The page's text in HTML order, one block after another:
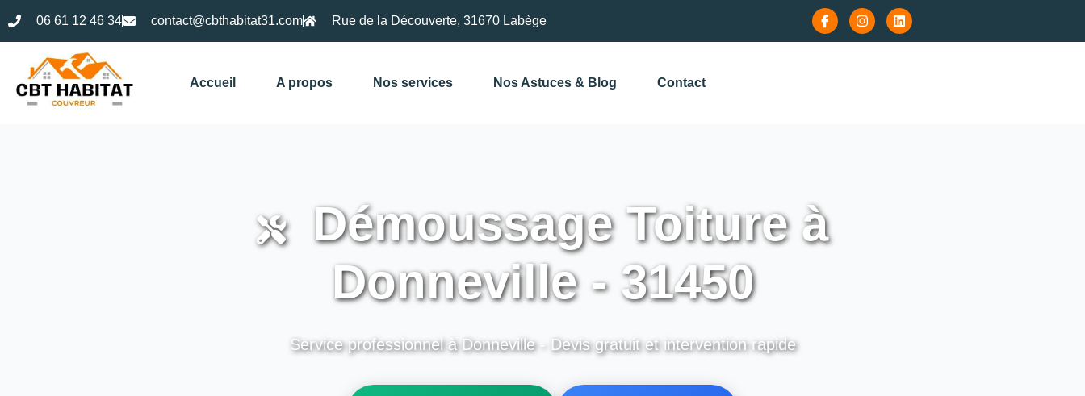
06 61 12 46 34 contact@cbthabitat31.com Rue de la Découverte, 31670 Labège
Accueil A propos Nos services Nos Astuces & Blog Contact
Démoussage Toiture à
Donneville - 31450
Service professionnel à Donneville - Devis gratuit et intervention rapide